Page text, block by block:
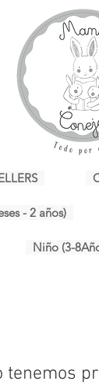
- 2 años)
Niño (3-
tenemos